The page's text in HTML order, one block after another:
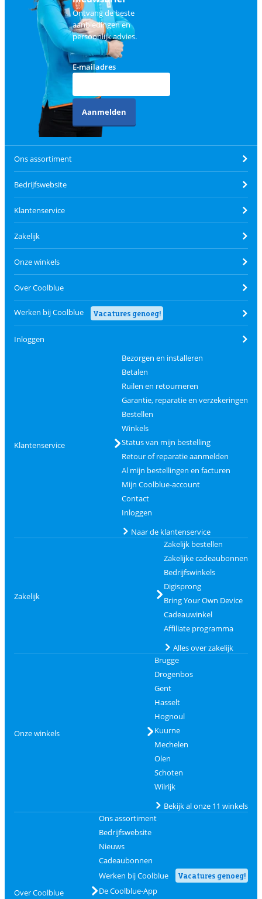
Ontvang de beste
aanbiedingen en
persoonlijk advies.
E-mailadres
Aanmelden
Ons assortiment
Bedrijfswebsite
Klantenservice
Zakelijk
Onze winkels
Over Coolblue
Werken bij Coolblue Vacatures genoeg!
Inloggen
Klantenservice
Bezorgen en installeren
Betalen
Ruilen en retourneren
Garantie, reparatie en verzekeringen
Bestellen
Winkels
Status van mijn bestelling
Retour of reparatie aanmelden
Al mijn bestellingen en facturen
Mijn Coolblue-account
Contact
Inloggen
Naar de klantenservice
Zakelijk
Zakelijk bestellen
Zakelijke cadeaubonnen
Bedrijfswinkels
Digisprong
Bring Your Own Device
Cadeauwinkel
Affiliate programma
Alles over zakelijk
Onze winkels
Brugge
Drogenbos
Gent
Hasselt
Hognoul
Kuurne
Mechelen
Olen
Schoten
Wilrijk
Bekijk al onze 11 winkels
Over Coolblue
Ons assortiment
Bedrijfswebsite
Nieuws
Cadeaubonnen
Werken bij Coolblue
Vacatures genoeg!
De Coolblue-App